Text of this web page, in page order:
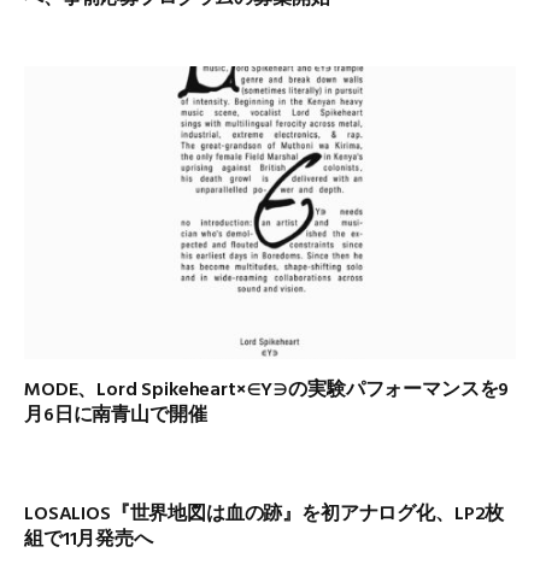
MODE、Lord Spikeheart×∈Y∋の実験パフォーマンスを9
月6日に南青山で開催
LOSALIOS『世界地図は血の跡』を初アナログ化、LP2枚
組で11月発売へ